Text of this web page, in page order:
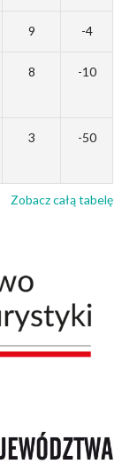
9 -4
8 -10
3 -50
Zobacz całą tabelę